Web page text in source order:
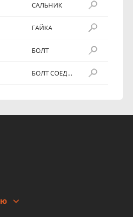
САЛЬНИК
ГАЙКА
БОЛТ
БОЛТ СОЕДИНИТЕЛЬНЫЙ